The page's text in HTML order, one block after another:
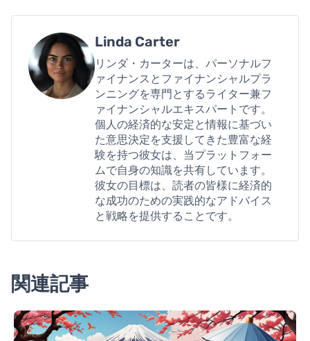
Linda Carter
リンダ・カーターは、パーソナルフ
ァイナンスとファイナンシャルプラ
ンニングを専門とするライター兼フ
ァイナンシャルエキスパートです。
個人の経済的な安定と情報に基づい
た意思決定を支援してきた豊富な経
験を持つ彼女は、当プラットフォー
ムで自身の知識を共有しています。
彼女の目標は、読者の皆様に経済的
な成功のための実践的なアドバイス
と戦略を提供することです。
関連記事